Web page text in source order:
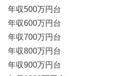
年収500万円台
年収600万円台
年収700万円台
年収800万円台
年収900万円台